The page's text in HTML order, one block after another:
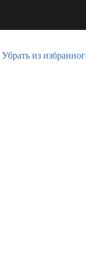
Убрать из